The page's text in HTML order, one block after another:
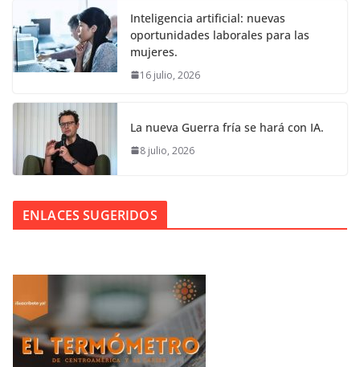
Inteligencia artificial: nuevas
oportunidades laborales para las
mujeres.
16 julio, 2026
La nueva Guerra fría se hará con IA.
8 julio, 2026
ENLACES SUGERIDOS